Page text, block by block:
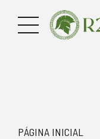
PÁGINA INICIAL